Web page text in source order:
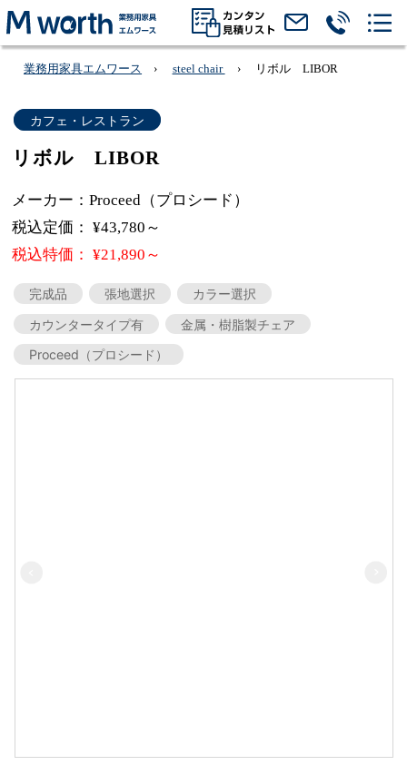
業務用家具エムワース steel chair リボル LIBOR
カフェ・レストラン
リボル LIBOR
メーカー：Proceed（プロシード）
税込定価： ¥43,780～
税込特価： ¥21,890～
完成品 張地選択
カラー選択
カウンタータイプ有
金属・樹脂製チェア
Proceed（プロシード）